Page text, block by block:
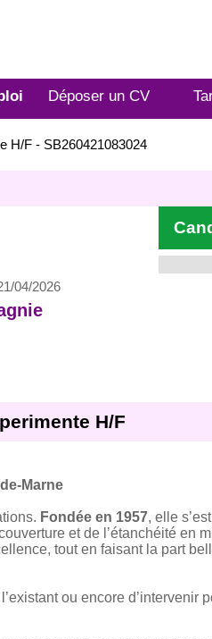
Déposer un CV
H/F - SB260421083024
04/2026
H/F
Marne
Fondée en 1957, elle
et de l’étanchéité en
tout en faisant la part
ou encore d’intervenir